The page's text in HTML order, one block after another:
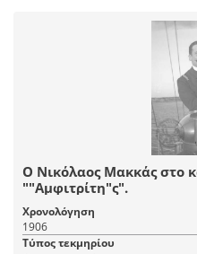
Ο Νικόλαος Μακκάς στο
""Αμφιτρίτη"ς".
Χρονολόγηση
1906
Τύπος τεκμηρίου